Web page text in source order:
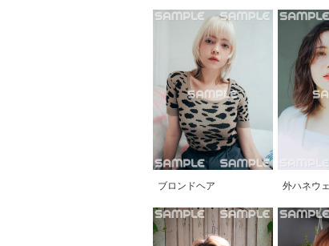
ブロンドヘア 外ハネウ